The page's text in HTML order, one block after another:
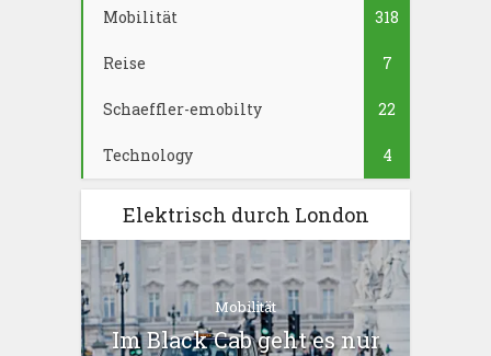
Mobilität 318
Reise 7
Schaeffler-emobilty 22
Technology 4
Elektrisch durch London
Mobilität
Im Black Cab geht es nur